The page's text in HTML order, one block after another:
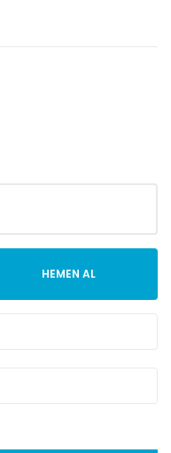
HEMEN AL